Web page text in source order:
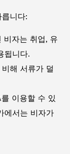
니다:
비자는 취업, 유
됩니다.
해 서류가 덜
이용할 수 있
에서는 비자가